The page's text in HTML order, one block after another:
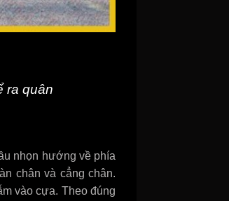
ra quân
nhọn hướng về phía
chân và cẳng chân.
vào cựa. Theo đúng